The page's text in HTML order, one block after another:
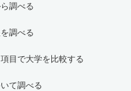
調べる
調べる
目で大学を比較する
て調べる